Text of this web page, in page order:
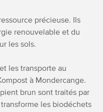
précieuse. Ils
renouvelable et du
les sols.
les transporte au
à Mondercange.
brun sont traités par
les biodéchets